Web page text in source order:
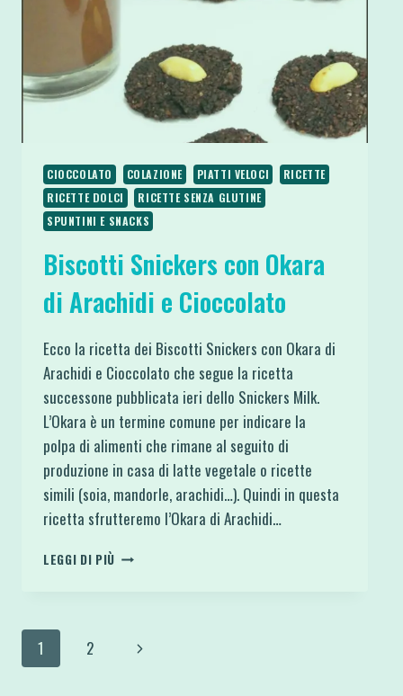
CIOCCOLATO COLAZIONE PIATTI VELOCI
RICETTE
RICETTE DOLCI
RICETTE SENZA GLUTINE
SPUNTINI E SNACKS
Biscotti Snickers con Okara
di Arachidi e Cioccolato
Ecco la ricetta dei Biscotti Snickers con Okara di
Arachidi e Cioccolato che segue la ricetta
successone pubblicata ieri dello Snickers Milk.
L’Okara è un termine comune per indicare la
polpa di alimenti che rimane al seguito di
produzione in casa di latte vegetale o ricette
simili (soia, mandorle, arachidi…). Quindi in questa
ricetta sfrutteremo l’Okara di Arachidi…
LEGGI DI PIÙ BISCOTTI
ARACHIDI
Navigazione
1 2
Pagina